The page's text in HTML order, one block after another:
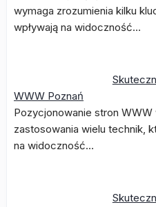
wymaga zrozumienia kilku
wpływają na widoczność…
WWW Poznań
Pozycjonowanie stron WWW
zastosowania wielu technik,
na widoczność…